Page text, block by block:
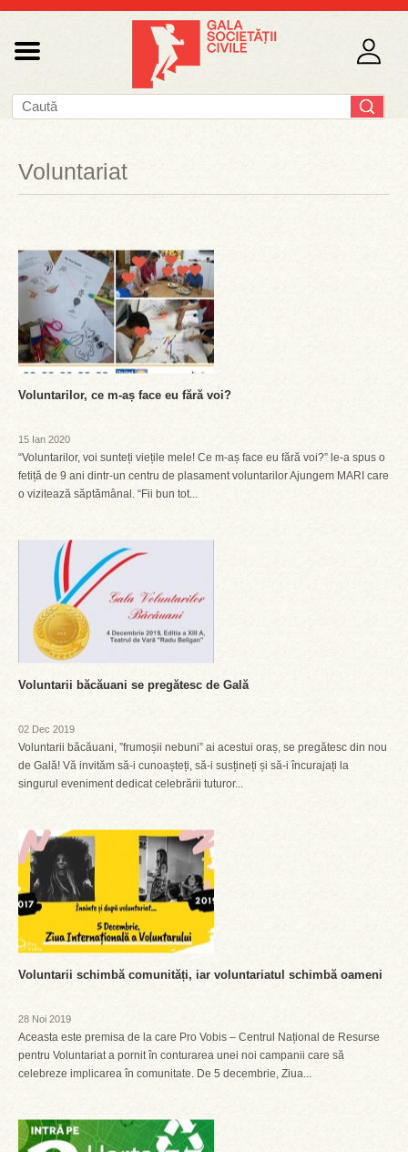
Voluntariat
Voluntarilor, ce m-aș face eu fără voi?
15 Ian 2020
“Voluntarilor, voi sunteți viețile mele! Ce m-aș face eu fără voi?” le-a spus o
fetiță de 9 ani dintr-un centru de plasament voluntarilor Ajungem MARI care
o vizitează săptămânal. “Fii bun tot...
Voluntarii băcăuani se pregătesc de Gală
02 Dec 2019
Voluntarii băcăuani, ”frumoșii nebuni” ai acestui oraș, se pregătesc din nou
de Gală! Vă invităm să-i cunoașteți, să-i susțineți și să-i încurajați la
singurul eveniment dedicat celebrării tuturor...
Voluntarii schimbă comunități, iar voluntariatul schimbă oameni
28 Noi 2019
Aceasta este premisa de la care Pro Vobis – Centrul Național de Resurse
pentru Voluntariat a pornit în conturarea unei noi campanii care să
celebreze implicarea în comunitate. De 5 decembrie, Ziua...